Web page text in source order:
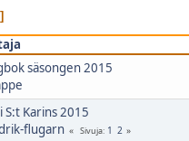
säsongen 2015
S:t Karins 2015
flugarn Sivuja 1 2